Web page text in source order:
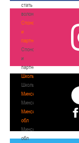
стать
волонтером
Спонсоры
и
партнеры
Спонсоры
и
партнеры
Школы
Школы
Минск
Минск
Минская
обл
Минская
обл